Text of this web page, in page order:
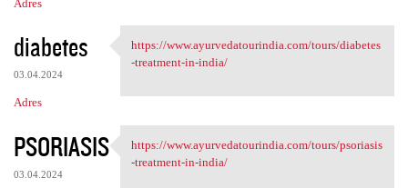
Adres
diabetes
03.04.2024
Adres
https://www.ayurvedatourindia
https://www.ayurvedatourindia.com/tours/diabetes
-treatment-in-india/
PSORIASIS
03.04.2024
https://www.ayurvedatourindia
https://www.ayurvedatourindia.com/tours/psoriasis
-treatment-in-india/